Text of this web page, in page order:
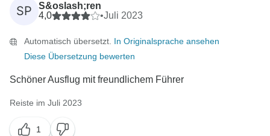
SP
S&oslash;ren
4,0
•Juli 2023
Automatisch übersetzt. In Originalsprache ansehen
Diese Übersetzung bewerten
Schöner Ausflug mit freundlichem Führer
Reiste im Juli 2023
1